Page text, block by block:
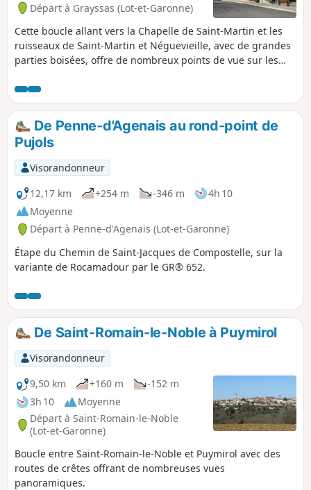
Départ à Grayssas (Lot-et-Garonne)
Cette boucle allant vers la Chapelle de Saint-Martin et les
ruisseaux de Saint-Martin et Néguevieille, avec de grandes
parties boisées, offre de nombreux points de vue sur les
De Penne-d'Agenais au rond-point de
Pujols
Visorandonneur
12,17 km
+254 m -346 m
4h 10
Moyenne
Départ à Penne-d'Agenais (Lot-et-Garonne)
Étape du Chemin de Saint-Jacques de Compostelle, sur la
variante de Rocamadour par le GR® 652.
De Saint-Romain-le-Noble à Puymirol
Visorandonneur
9,50 km
+160 m
-152 m
3h 10
Moyenne
Départ à Saint-Romain-le-Noble
(Lot-et-Garonne)
Boucle entre Saint-Romain-le-Noble et Puymirol avec des
routes de crêtes offrant de nombreuses vues
panoramiques.